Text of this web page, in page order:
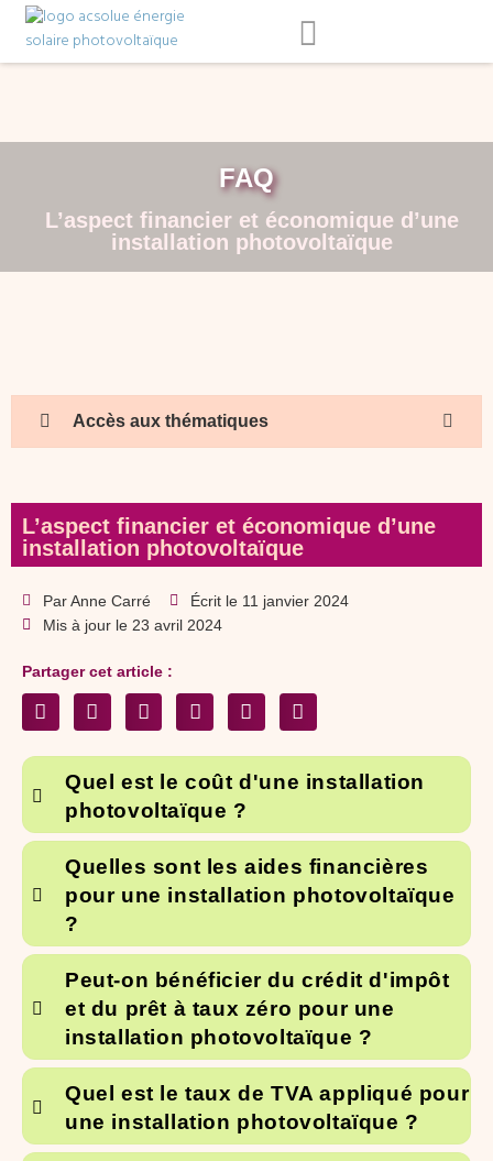
FAQ
L’aspect financier et économique d’une
installation photovoltaïque
Accès aux thématiques
L’aspect financier et économique d’une
installation photovoltaïque
ParAnne Carré Écrit le 11 janvier 2024
Mis à jour le 23 avril 2024
Partager cet article :
Quel est le coût d'une installation
photovoltaïque ?
Quelles sont les aides financières
pour une installation photovoltaïque
?
Peut-on bénéficier du crédit d'impôt
et du prêt à taux zéro pour une
installation photovoltaïque ?
Quel est le taux de TVA appliqué pour
une installation photovoltaïque ?